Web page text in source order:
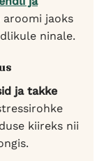
aroomi jaoks
ninale.
ja takke
kiireks nii